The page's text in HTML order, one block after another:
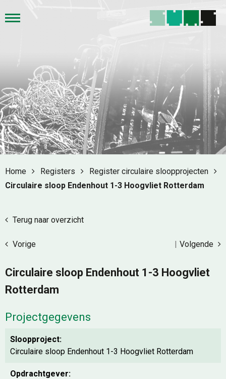
Home Registers
Register circulaire sloopprojecten
Circulaire sloop Endenhout 1-3 Hoogvliet Rotterdam
Terug naar overzicht
Volgende
|
Vorige
Circulaire sloop Endenhout 1-3 Hoogvliet
Rotterdam
Projectgegevens
Sloopproject:
Circulaire sloop Endenhout 1-3 Hoogvliet Rotterdam
Opdrachtgever: